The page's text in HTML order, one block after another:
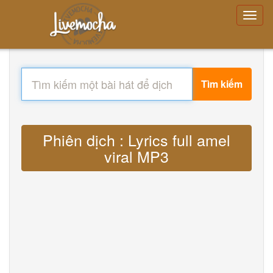
Tìm kiếm
Phiên dịch : Lyrics full amel
viral MP3